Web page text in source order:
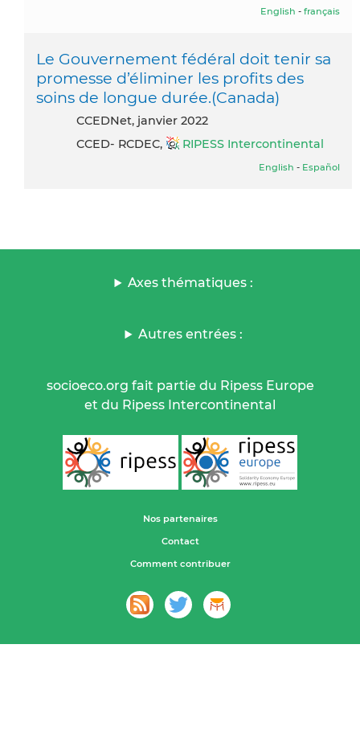
English - français
Le Gouvernement fédéral doit tenir sa
promesse d’éliminer les profits des
soins de longue durée.(Canada)
CCEDNet, janvier 2022
CCED- RCDEC,
RIPESS Intercontinental
English - Español
Axes thématiques :
Autres entrées :
socioeco.org fait partie du Ripess Europe
et du Ripess Intercontinental
Nos partenaires
Contact
Comment contribuer